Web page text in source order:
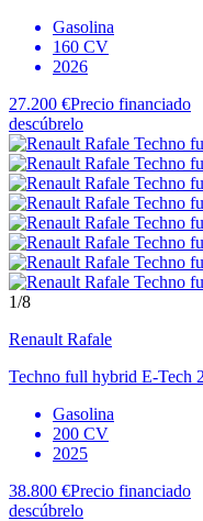
Gasolina
160 CV
2026
27.200 €Precio financiado
descúbrelo
1/8
Renault Rafale
Techno full hybrid E-Tech
Gasolina
200 CV
2025
38.800 €Precio financiado
descúbrelo